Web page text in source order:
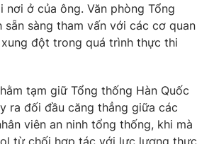
024-7300.7108
nơi ở của ông. Văn phòng Tổng
sẵn sàng tham vấn với các cơ quan
đột trong quá trình thực thi
tạm giữ Tổng thống Hàn Quốc
ra đối đầu căng thẳng giữa các
viên an ninh tổng thống, khi mà